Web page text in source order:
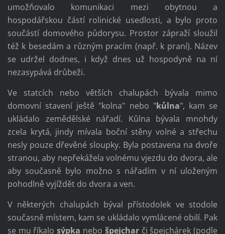
umožňovalo komunikaci mezi obytnou a
hospodářskou částí rolinické usedlosti, a bylo proto
součástí domového půdorysu. Prostor zápraží sloužil
též k besedám a různým pracím (např. k praní). Název
se udržel dodnes, i když dnes už hospodyně na ní
nezasypává drůbeži.
Ve statcích nebo větších chalupách bývala mimo
domovní stavení ještě "kolna" nebo "kůlna", kam se
ukládalo zemědělské nářadí. Kůlna bývala mnohdy
zcela krytá, jindy mívala boční stěny volné a střechu
nesly pouze dřevěné sloupky. Byla postavena na dvoře
stranou, aby nepřekážela volnému vjezdu do dvora, ale
aby současně bylo možno s nářadím v ní uloženým
pohodlně vyjíždět do dvora a ven.
V některých chalupách býval přístodolek ve stodole
současně místem, kam se ukládalo vymlácené obilí. Pak
se mu říkalosýpka nebo špejcharči špejchárek (podle